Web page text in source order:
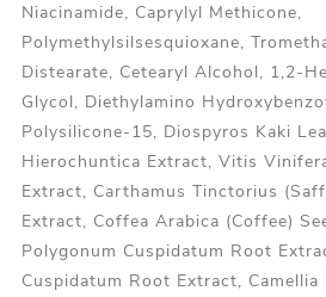
Niacinamide, Caprylyl Methicone,
Polymethylsilsesquioxane,
Distearate, Cetearyl Alcohol, 1,2-
Glycol, Diethylamino
Polysilicone-15, Diospyros Kaki
Hierochuntica Extract, Vitis
Extract, Carthamus Tinctorius
Extract, Coffea Arabica (Coffee)
Polygonum Cuspidatum Root
Cuspidatum Root Extract,